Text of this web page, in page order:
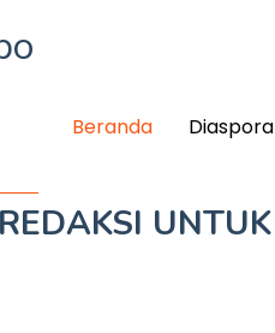
Beranda Diaspora
UNTUK